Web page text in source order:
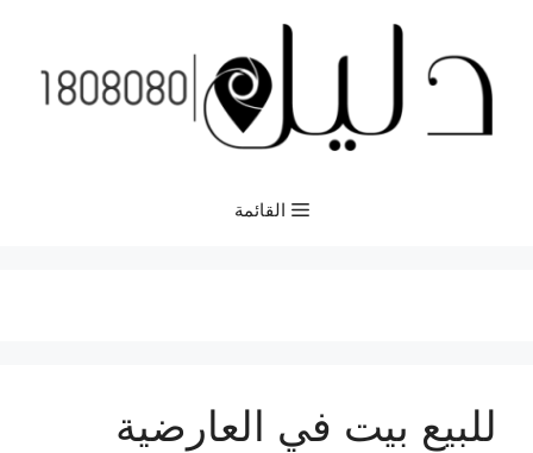
المحتوى
القائمة
للبيع بيت في العارضية